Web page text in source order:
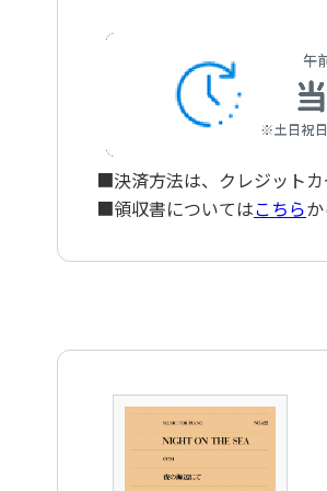
■決済方法は、クレジットカ
■領収書についてはこちらか